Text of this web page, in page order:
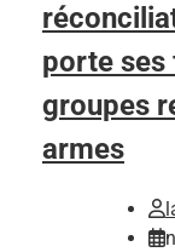
porte ses
groupes
armes